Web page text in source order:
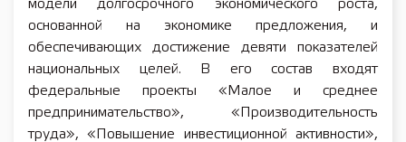
модели долгосрочного экономического роста,
основанной на экономике предложения, и
обеспечивающих достижение девяти показателей
национальных целей. В его состав входят
федеральные проекты «Малое и среднее
предпринимательство», «Производительность
труда», «Повышение инвестиционной активности»,